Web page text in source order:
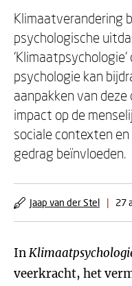
Klimaatverandering
psychologische
psychologie kan
aanpakken van deze
impact op de
sociale contexten
gedrag beïnvloeden.
Jaap van der Stel | 27
In
veerkracht, het